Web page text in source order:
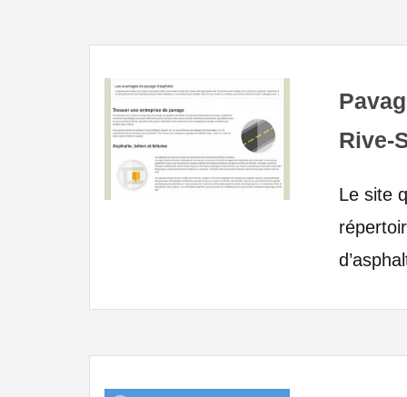
Rive-
Le site